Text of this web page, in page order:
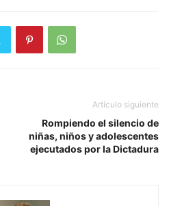
Artículo siguiente
Rompiendo el silencio de
niñas, niños y adolescentes
ejecutados por la Dictadura